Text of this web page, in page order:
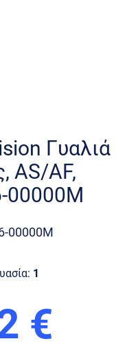
Γυαλιά
AS/AF,
00000M
00000M
1
€